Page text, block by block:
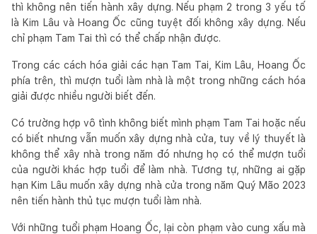
thì không nên tiến hành xây dựng. Nếu phạm 2 trong 3 yếu tố
là Kim Lâu và Hoang Ốc cũng tuyệt đối không xây dựng. Nếu
chỉ phạm Tam Tai thì có thể chấp nhận được.
Trong các cách hóa giải các hạn Tam Tai, Kim Lâu, Hoang Ốc
phía trên, thì mượn tuổi làm nhà là một trong những cách hóa
giải được nhiều người biết đến.
Có trường hợp vô tình không biết mình phạm Tam Tai hoặc nếu
có biết nhưng vẫn muốn xây dựng nhà cửa, tuy về lý thuyết là
không thể xây nhà trong năm đó nhưng họ có thể mượn tuổi
của người khác hợp tuổi để làm nhà. Tương tự, những ai gặp
hạn Kim Lâu muốn xây dựng nhà cửa trong năm Quý Mão 2023
nên tiến hành thủ tục mượn tuổi làm nhà.
Với những tuổi phạm Hoang Ốc, lại còn phạm vào cung xấu mà